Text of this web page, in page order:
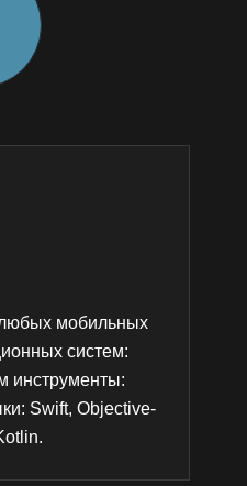
мобильных
систем:
инструменты:
Swift, Objective-